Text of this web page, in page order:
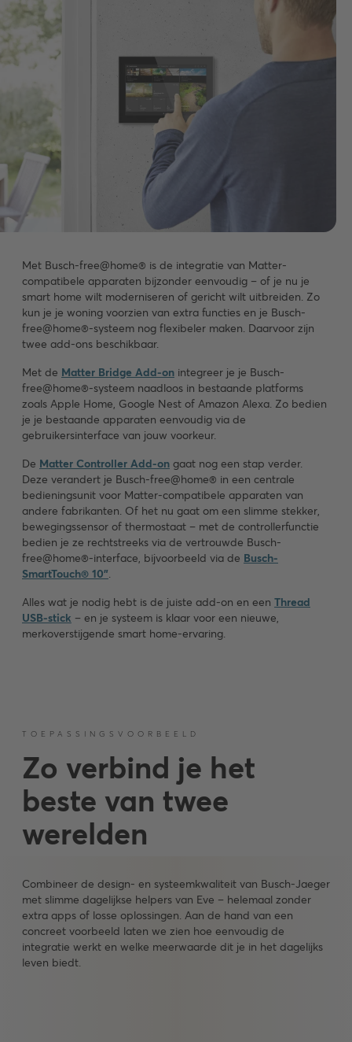
Met Busch-free@home® is de integratie van Matter-
compatibele apparaten bijzonder eenvoudig – of je nu je
smart home wilt moderniseren of gericht wilt uitbreiden. Zo
kun je je woning voorzien van extra functies en je Busch-
free@home®-systeem nog flexibeler maken. Daarvoor zijn
twee add-ons beschikbaar.
Met de Matter Bridge Add-on integreer je je Busch-
free@home®-systeem naadloos in bestaande platforms
zoals Apple Home, Google Nest of Amazon Alexa. Zo bedien
je je bestaande apparaten eenvoudig via de
gebruikersinterface van jouw voorkeur.
De Matter Controller Add-on gaat nog een stap verder.
Deze verandert je Busch-free@home® in een centrale
bedieningsunit voor Matter-compatibele apparaten van
andere fabrikanten. Of het nu gaat om een slimme stekker,
bewegingssensor of thermostaat – met de controllerfunctie
bedien je ze rechtstreeks via de vertrouwde Busch-
free@home®-interface, bijvoorbeeld via de Busch-
SmartTouch® 10".
Alles wat je nodig hebt is de juiste add-on en een Thread
USB-stick – en je systeem is klaar voor een nieuwe,
merkoverstijgende smart home-ervaring.
TOEPASSINGSVOORBEELD
Zo verbind je het
beste van twee
werelden
Combineer de design- en systeemkwaliteit van Busch-Jaeger
met slimme dagelijkse helpers van Eve – helemaal zonder
extra apps of losse oplossingen. Aan de hand van een
concreet voorbeeld laten we zien hoe eenvoudig de
integratie werkt en welke meerwaarde dit je in het dagelijks
leven biedt.